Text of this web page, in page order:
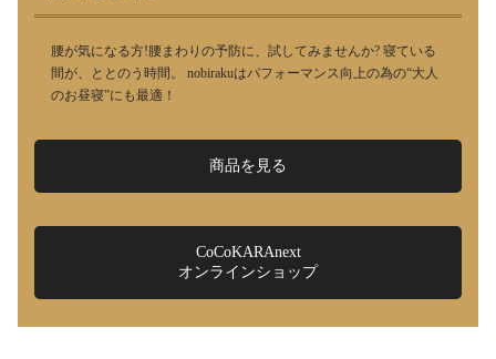
腰が気になる方!腰まわりの予防に、試してみませんか? 寝ている
間が、ととのう時間。 nobirakuはパフォーマンス向上の為の“大人
のお昼寝”にも最適！
商品を見る
CoCoKARAnext
オンラインショップ